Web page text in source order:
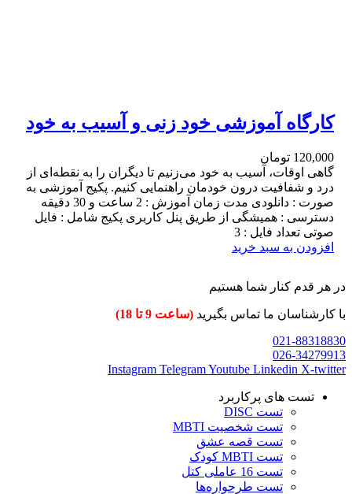
کارگاه آموزشی خود زنی و آسیب به خود
120,000 تومان
گاهی اوقات، آسیب به خود می‌زنیم تا دیگران را به نقطه‌ای از
درد و شفافیت درون خودمان راهنمایی کنیم. پکیج آموزشی به
صورت : دانلودی مدت زمان آموزش : 2 ساعت و 30 دقیقه
دسترسی : همیشگی از طریق پنل کاربری پکیج شامل : فایل
صوتی تعداد فایل : 3
افزودن به سبد خرید
در هر قدم کنار شما هستیم
با کارشناسان ما تماس بگیرید (ساعت 9 تا 18)
021-88318830
026-34279913
Instagram TelegramYoutube Linkedin X-twitter
تست های پرکاربرد
تست DISC
تست شخصیت MBTI
تست قصه عشق
تست MBTI کودک
تست 16 عاملی کتل
تست طرحواره‌ها